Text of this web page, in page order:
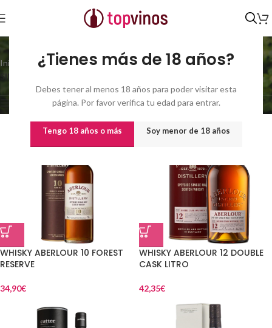
¿Tienes más de 18 años?
Debes tener al menos 18 años para poder visitar esta
página. Por favor verifica tu edad para entrar.
Tengo 18 años o más Soy menor de 18 años
SINGLE MALT
Inicio Tipo del producto/
SINGLE MALT
Mostrando 1–21 de 98
Show sidebar
WHISKY ABERLOUR 10 FOREST
RESERVE
34,90€
WHISKY ABERLOUR 12 DOUBLE
CASK LITRO
42,35€